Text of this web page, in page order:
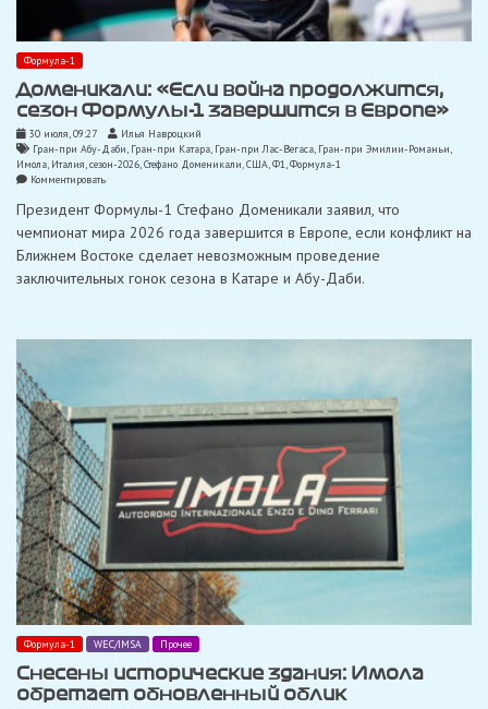
Формула-1
Доменикали: «Если война продолжится,
сезон Формулы-1 завершится в Европе»
30 июля, 09:27
Илья Навроцкий
Гран-при Абу-Даби, Гран-при Катара, Гран-при Лас-Вегаса, Гран-при Эмилии-Романьи
Имола, Италия,сезон-2026,Стефано Доменикали,США,Ф1,Формула-1
Комментироватьon
«Если
война
продолжится,
сезон
завершится
Президент Формулы-1 Стефано Доменикали заявил, что
чемпионат мира 2026 года завершится в Европе, если конфликт на
Ближнем Востоке сделает невозможным проведение
заключительных гонок сезона в Катаре и Абу-Даби.
Формула-1 WEC/IMSA Прочее
Снесены исторические здания: Имола
обретает обновленный облик